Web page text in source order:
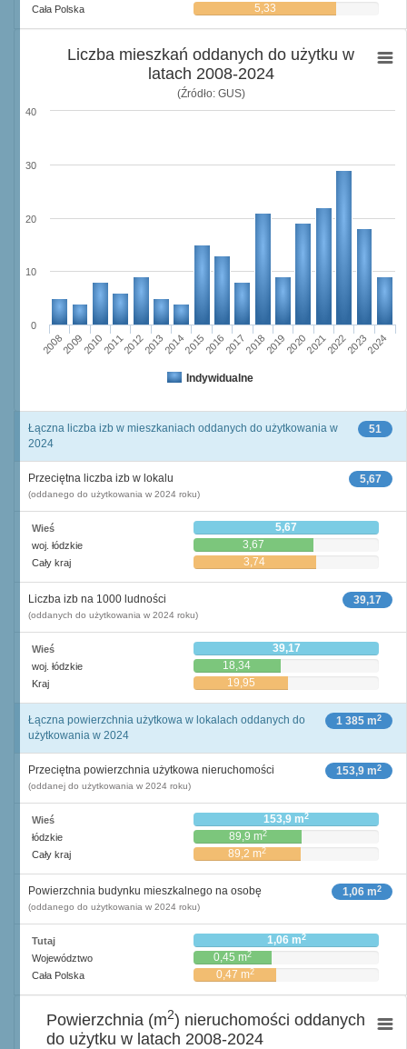
Cała Polska 5,33
Liczba mieszkań oddanych do użytku w
latach 2008-2024
(Źródło: GUS)
Indywidualne
20082009201020112012201320142015201620172018201920202021202220232024
0
10
20
30
40
51
Łączna liczba izb w mieszkaniach oddanych do użytkowania w
2024
5,67
Przeciętna liczba izb w lokalu
(oddanego do użytkowania w 2024 roku)
Wieś 5,67
woj. łódzkie 3,67
Cały kraj 3,74
39,17
Liczba izb na 1000 ludności
(oddanych do użytkowania w 2024 roku)
Wieś 39,17
woj. łódzkie 18,34
Kraj 19,95
1 385 m2
Łączna powierzchnia użytkowa w lokalach oddanych do
użytkowania w 2024
153,9 m2
Przeciętna powierzchnia użytkowa nieruchomości
(oddanej do użytkowania w 2024 roku)
Wieś 153,9 m2
łódzkie 89,9 m2
Cały kraj 89,2 m2
1,06 m2
Powierzchnia budynku mieszkalnego na osobę
(oddanego do użytkowania w 2024 roku)
Tutaj 1,06 m2
Województwo 0,45 m2
Cała Polska 0,47 m2
Powierzchnia (m2) nieruchomości oddanych
do użytku w latach 2008-2024